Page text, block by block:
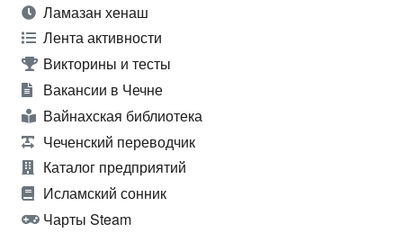
Ламазан хенаш
Лента активности
Викторины и тесты
Вакансии в Чечне
Вайнахская библиотека
Чеченский переводчик
Каталог предприятий
Исламский сонник
Чарты Steam